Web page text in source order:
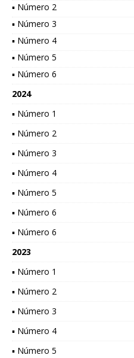
▪ Número 2
▪ Número 3
▪ Número 4
▪ Número 5
▪ Número 6
2024
▪ Número 1
▪ Número 2
▪ Número 3
▪ Número 4
▪ Número 5
▪ Número 6
▪ Número 6
2023
▪ Número 1
▪ Número 2
▪ Número 3
▪ Número 4
▪ Número 5